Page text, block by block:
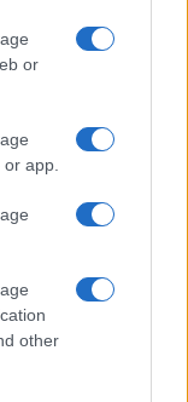
or
app.
other